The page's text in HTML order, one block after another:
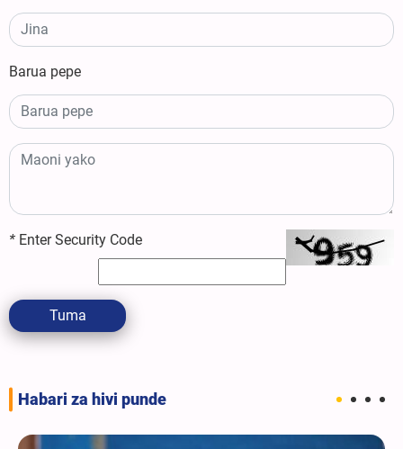
Barua pepe
* Enter Security Code
Tuma
Habari za hivi punde